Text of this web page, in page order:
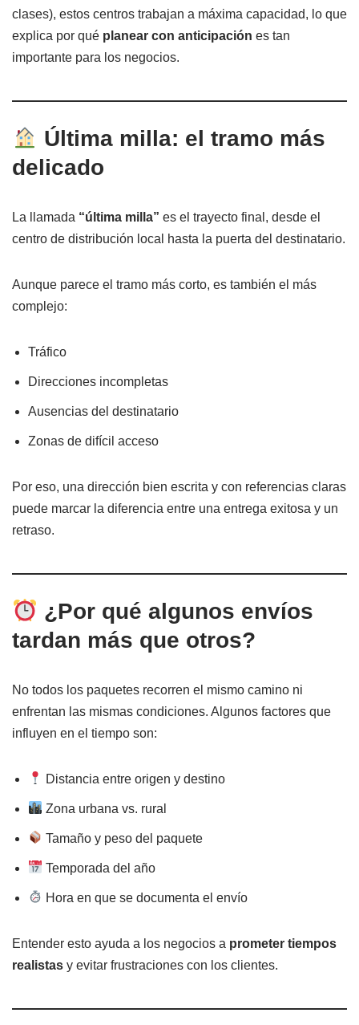
clases), estos centros trabajan a máxima capacidad, lo que
explica por qué planear con anticipación es tan
importante para los negocios.
Última milla: el tramo más
delicado
La llamada “última milla” es el trayecto final, desde el
centro de distribución local hasta la puerta del destinatario.
Aunque parece el tramo más corto, es también el más
complejo:
Tráfico
Direcciones incompletas
Ausencias del destinatario
Zonas de difícil acceso
Por eso, una dirección bien escrita y con referencias claras
puede marcar la diferencia entre una entrega exitosa y un
retraso.
¿Por qué algunos envíos
tardan más que otros?
No todos los paquetes recorren el mismo camino ni
enfrentan las mismas condiciones. Algunos factores que
influyen en el tiempo son:
Distancia entre origen y destino
Zona urbana vs. rural
Tamaño y peso del paquete
Temporada del año
Hora en que se documenta el envío
Entender esto ayuda a los negocios a prometer tiempos
realistas y evitar frustraciones con los clientes.